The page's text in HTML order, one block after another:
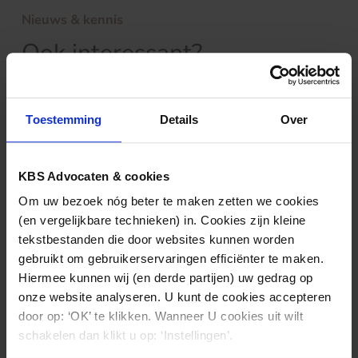
Toestemming Details Over
KBS Advocaten & cookies
Om uw bezoek nóg beter te maken zetten we cookies
(en vergelijkbare technieken) in. Cookies zijn kleine
tekstbestanden die door websites kunnen worden
gebruikt om gebruikerservaringen efficiënter te maken.
Hiermee kunnen wij (en derde partijen) uw gedrag op
onze website analyseren. U kunt de cookies accepteren
door op: ‘OK’ te klikken. Wanneer U cookies uit wilt
schakelen dan klikt u op: ‘Instellingen’.
Nieuws & kennis
Ook interessant?
MARKTWERKING EN
MEDEDINGINGSRECHT
23.11.2023
Bezwaar Chipsoft tegen openbaarmaking
van Marktverkenning ICT in de zorg
verworpen